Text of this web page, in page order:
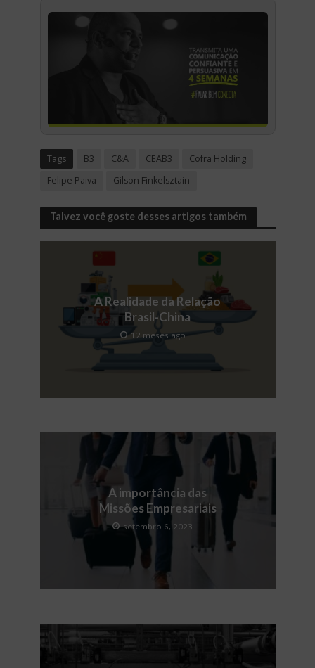
Tags B3 C&A CEAB3
Cofra Holding
Felipe Paiva
Gilson Finkelsztain
Talvez você goste desses artigos também
A Realidade da Relação
Brasil-China
12 meses ago
A importância das
Missões Empresariais
setembro 6, 2023